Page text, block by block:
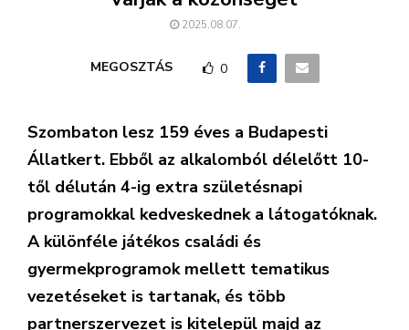
2025.08.07.
MEGOSZTÁS 0
Szombaton lesz 159 éves a Budapesti
Állatkert. Ebből az alkalomból délelőtt 10-
től délután 4-ig extra születésnapi
programokkal kedveskednek a látogatóknak.
A különféle játékos családi és
gyermekprogramok mellett tematikus
vezetéseket is tartanak, és több
partnerszervezet is kitelepül majd az